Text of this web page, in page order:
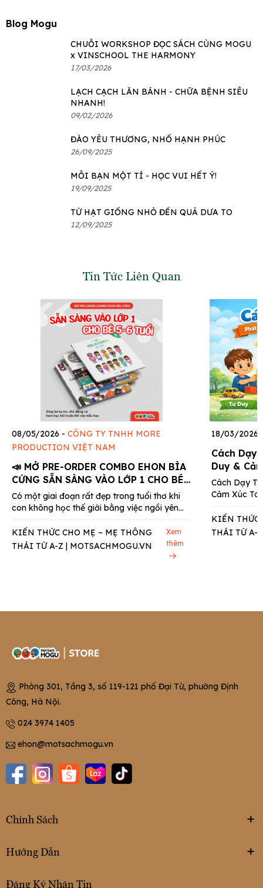
Blog Mogu
CHUỖI WORKSHOP ĐỌC SÁCH CÙNG MOGU
x VINSCHOOL THE HARMONY
17/03/2026
LẠCH CẠCH LĂN BÁNH - CHỮA BỆNH SIÊU
NHANH!
09/02/2026
ĐÀO YÊU THƯƠNG, NHỔ HẠNH PHÚC
26/09/2025
MỖI BẠN MỘT TÍ - HỌC VUI HẾT Ý!
19/09/2025
TỪ HẠT GIỐNG NHỎ ĐẾN QUẢ DƯA TO
12/09/2025
Tin Tức Liên Quan
08/05/2026 - CÔNG TY TNHH MORE
PRODUCTION VIỆT NAM
📣 MỞ PRE-ORDER COMBO EHON BÌA
CỨNG SẴN SÀNG VÀO LỚP 1 CHO BÉ
5-6 TUỔI – Giúp bé tự tin, chủ động
và ham học hỏi trước khi vào tiểu
Có một giai đoạn rất đẹp trong tuổi thơ khi
con không học thế giới bằng việc ngồi yên
KIẾN THỨC CHO MẸ – MẸ THÔNG
THÁI TỪ A-Z | MOTSACHMOGU.VN
Xem
thêm
18/03/2026
Cách Dạy
Duy &
Cách Dạy
Cảm Xúc
KIẾN THỨC
THÁI TỪ A-
Phòng 301, Tầng 3, số 119-121 phố Đại Từ, phường Định
Công, Hà Nội.
024 3974 1405
ehon@motsachmogu.vn
Chính Sách
Hướng Dẫn
Đăng Ký Nhận Tin